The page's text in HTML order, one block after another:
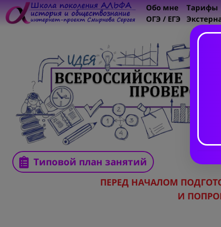
Обо мне
ОГЭ / ЕГЭ
Тарифы
Типовой план занятий
ПЕРЕД НАЧАЛОМ
И